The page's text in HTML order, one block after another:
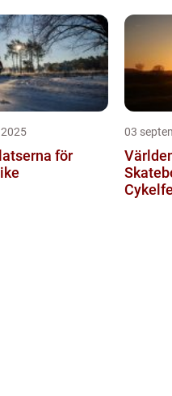
för
03